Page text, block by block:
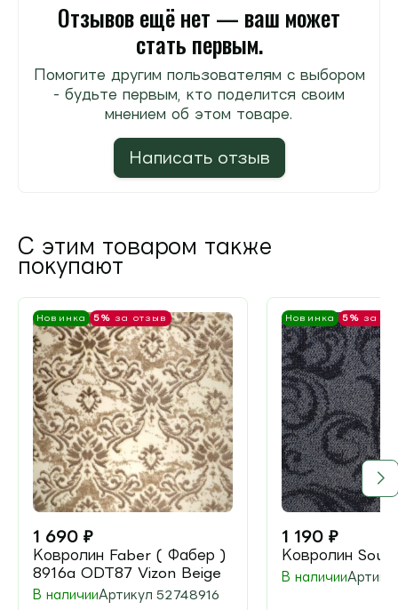
Отзывов ещё нет — ваш может
стать первым.
Помогите другим пользователям с выбором
- будьте первым, кто поделится своим
мнением об этом товаре.
Написать отзыв
С этим товаром также
покупают
Новинка 5% за отзыв
1 690 ₽
Ковролин Faber ( Фабер )
8916a ODT87 Vizon Beige
В наличииАртикул 52748916
Новинка 5% за
1 190 ₽
Ковролин Soul
В наличии